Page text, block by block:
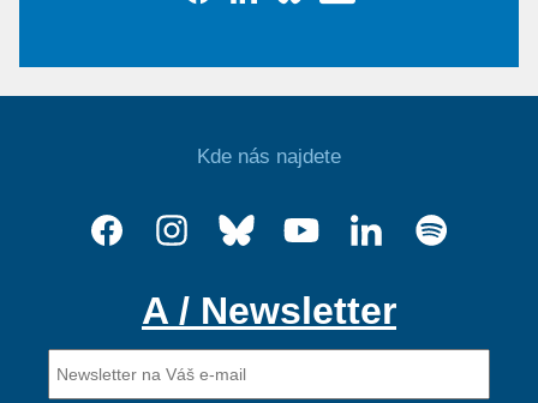
Kde nás najdete
A / Newsletter